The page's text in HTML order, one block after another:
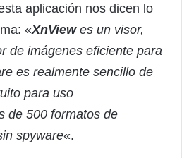
aplicación nos dicen lo
«XnViewes un visor,
de imágenes eficiente para
es realmente sencillo de
para uso
de 500 formatos de
spyware«.